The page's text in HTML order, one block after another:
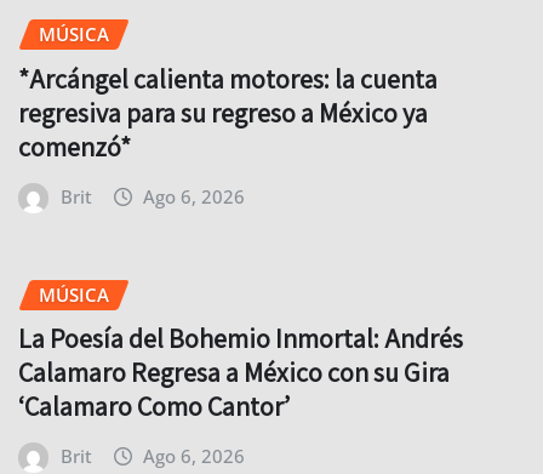
MÚSICA
*Arcángel calienta motores: la cuenta
regresiva para su regreso a México ya
comenzó*
Brit Ago 6, 2026
MÚSICA
La Poesía del Bohemio Inmortal: Andrés
Calamaro Regresa a México con su Gira
‘Calamaro Como Cantor’
Brit Ago 6, 2026